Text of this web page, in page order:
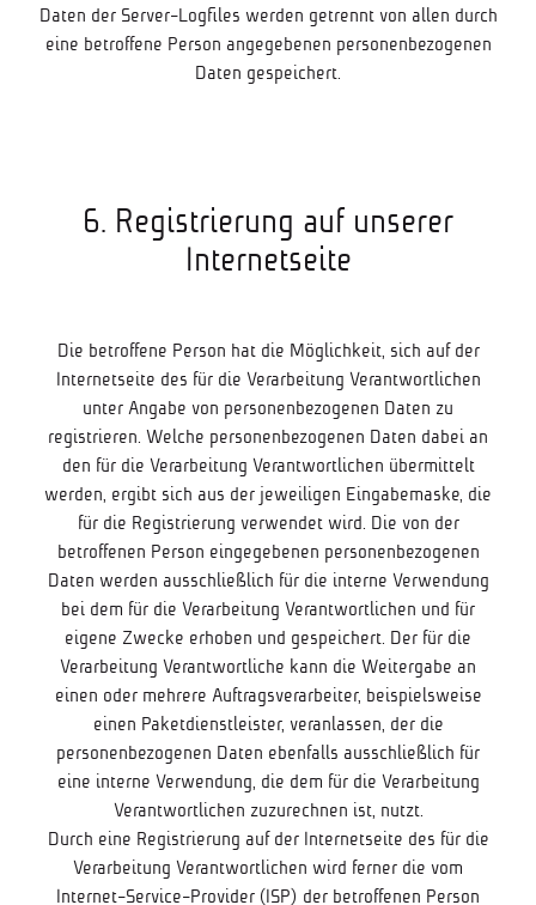
Daten der Server-Logfiles werden getrennt von allen durch
eine betroffene Person angegebenen personenbezogenen
Daten gespeichert.
6. Registrierung auf unserer
Internetseite
Die betroffene Person hat die Möglichkeit, sich auf der
Internetseite des für die Verarbeitung Verantwortlichen
unter Angabe von personenbezogenen Daten zu
registrieren. Welche personenbezogenen Daten dabei an
den für die Verarbeitung Verantwortlichen übermittelt
werden, ergibt sich aus der jeweiligen Eingabemaske, die
für die Registrierung verwendet wird. Die von der
betroffenen Person eingegebenen personenbezogenen
Daten werden ausschließlich für die interne Verwendung
bei dem für die Verarbeitung Verantwortlichen und für
eigene Zwecke erhoben und gespeichert. Der für die
Verarbeitung Verantwortliche kann die Weitergabe an
einen oder mehrere Auftragsverarbeiter, beispielsweise
einen Paketdienstleister, veranlassen, der die
personenbezogenen Daten ebenfalls ausschließlich für
eine interne Verwendung, die dem für die Verarbeitung
Verantwortlichen zuzurechnen ist, nutzt.
Durch eine Registrierung auf der Internetseite des für die
Verarbeitung Verantwortlichen wird ferner die vom
Internet-Service-Provider (ISP) der betroffenen Person